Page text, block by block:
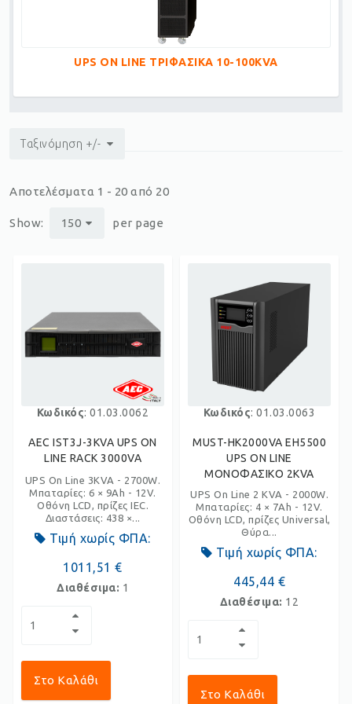
UPS ON LINE ΤΡΙΦΑΣΙΚΑ 10-100KVA
Ταξινόμηση +/-
Αποτελέσματα 1 - 20 από 20
Show: 150 per page
Κωδικός: 01.03.0062
AEC IST3J-3KVA UPS ON
LINE RACK 3000VA
UPS On Line 3KVA - 2700W.
Μπαταρίες: 6 × 9Ah - 12V.
Οθόνη LCD, πρίζες IEC.
Διαστάσεις: 438 ×...
Τιμή χωρίς ΦΠΑ:
1011,51 €
Διαθέσιμα: 1
Στο Καλάθι
Κωδικός: 01.03.0063
MUST-HK2000VA EH5500
UPS ON LINE
ΜΟΝΟΦΑΣΙΚΟ 2KVA
UPS On Line 2 KVA - 2000W.
Μπαταρίες: 4 × 7Ah - 12V.
Οθόνη LCD, πρίζες Universal,
Θύρα...
Τιμή χωρίς ΦΠΑ:
445,44 €
Διαθέσιμα: 12
Στο Καλάθι